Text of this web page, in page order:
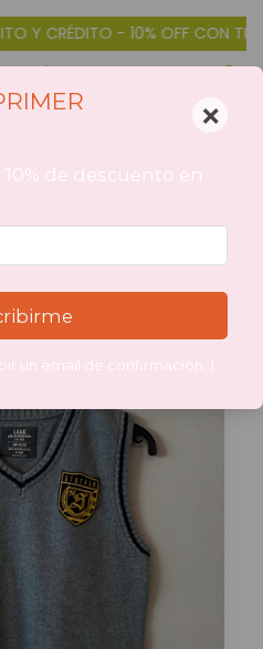
- 10% OFF CON TRANSFERENCIA
> 11 años > ABRIGOS
×
de descuento en
un email de confirmación :)